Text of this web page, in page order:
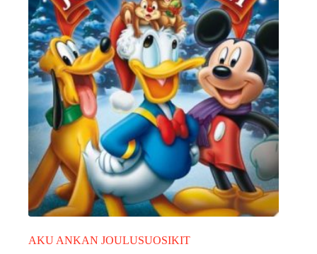
AKU ANKAN JOULUSUOSIKIT